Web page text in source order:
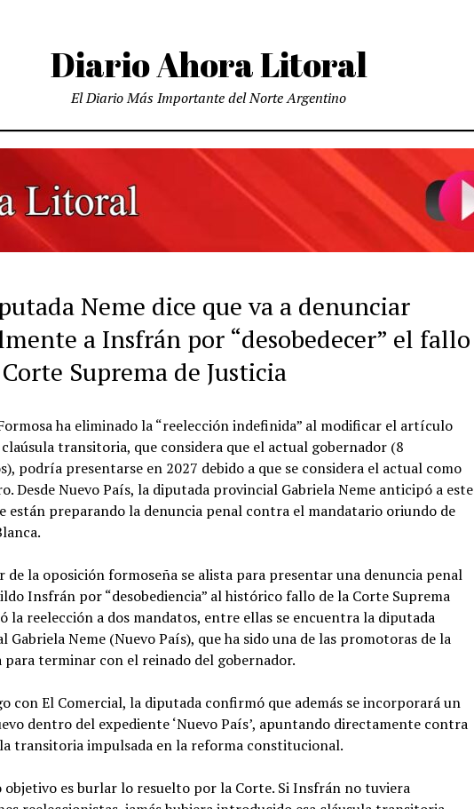
Diario Ahora Litoral
El Diario Más Importante del Norte Argentino
Neme dice que va a denunciar
a Insfrán por “desobedecer” el fallo
Suprema de Justicia
ha eliminado la “reelección indefinida” al modificar el artículo
claúsula transitoria, que considera que el actual gobernador (8
podría presentarse en 2027 debido a que se considera el actual como
Desde Nuevo País, la diputada provincial Gabriela Neme anticipó a este
están preparando la denuncia penal contra el mandatario oriundo de
de la oposición formoseña se alista para presentar una denuncia penal
Insfrán por “desobediencia” al histórico fallo de la Corte Suprema
la reelección a dos mandatos, entre ellas se encuentra la diputada
Gabriela Neme (Nuevo País), que ha sido una de las promotoras de la
para terminar con el reinado del gobernador.
con El Comercial, la diputada confirmó que además se incorporará un
dentro del expediente ‘Nuevo País’, apuntando directamente contra
transitoria impulsada en la reforma constitucional.
objetivo es burlar lo resuelto por la Corte. Si Insfrán no tuviera